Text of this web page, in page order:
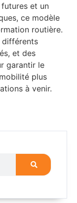
et un
ce modèle
routière.
différents
et des
garantir le
plus
à venir.